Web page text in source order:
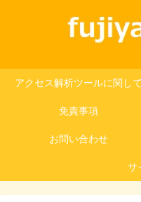
アクセス解析ツールに関して
免責事項
お問い合わせ
サ